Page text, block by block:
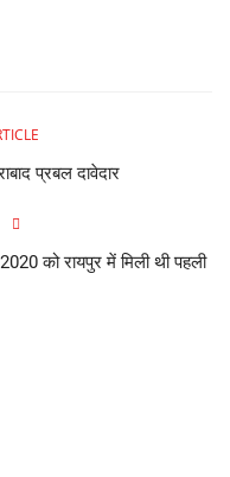
प्रबल दावेदार
को रायपुर में मिली थी पहली